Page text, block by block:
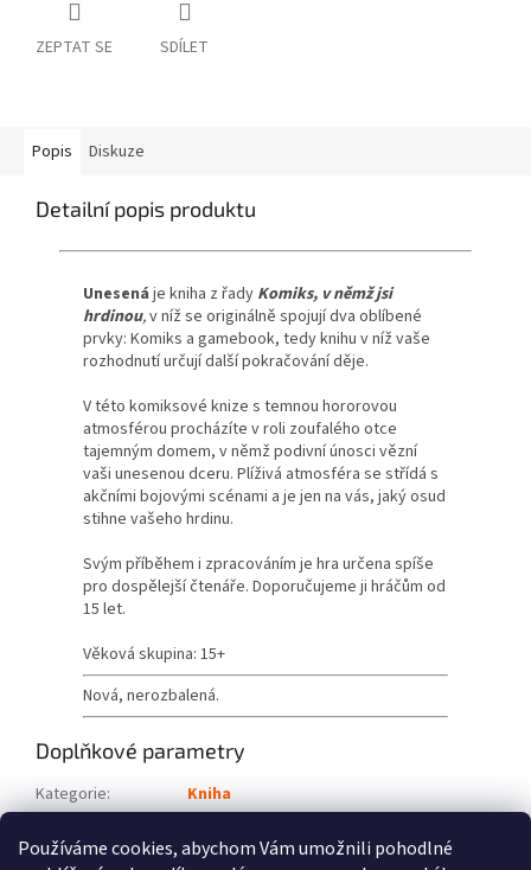
Používáme cookies, abychom Vám umožnili pohodlné
ZEPTAT SE SDÍLET
Popis Diskuze
Detailní popis produktu
Unesená je kniha z řady Komiks, v němž jsi
hrdinou,v níž se originálně spojují dva oblíbené
prvky: Komiks a gamebook, tedy knihu v níž vaše
rozhodnutí určují další pokračování děje.
V této komiksové knize s temnou hororovou
atmosférou procházíte v roli zoufalého otce
tajemným domem, v němž podivní únosci vězní
vaši unesenou dceru. Plíživá atmosféra se střídá s
akčními bojovými scénami a je jen na vás, jaký osud
stihne vašeho hrdinu.
Svým příběhem i zpracováním je hra určena spíše
pro dospělejší čtenáře. Doporučujeme ji hráčům od
15 let.
Věková skupina: 15+
Nová, nerozbalená.
Doplňkové parametry
Kategorie:
Kniha
Položka byla vyprodána…